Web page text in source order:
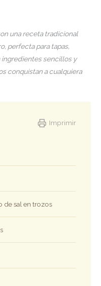
una receta tradicional
perfecta para tapas,
ingredientes sencillos y
conquistan a cualquiera
Imprimir
de sal en trozos